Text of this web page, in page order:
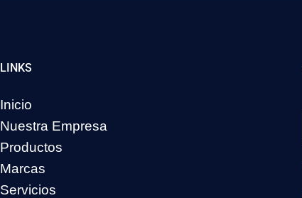
LINKS
Inicio
Nuestra Empresa
Productos
Marcas
Servicios